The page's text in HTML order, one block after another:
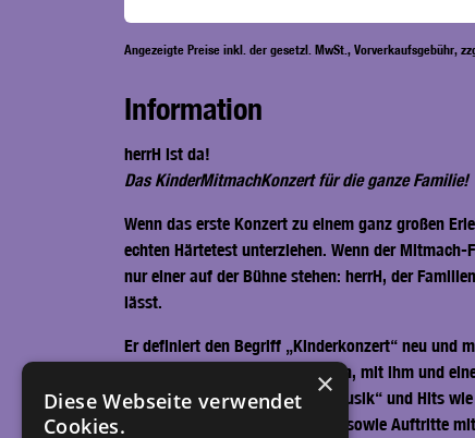
Angezeigte Preise inkl. der gesetzl. MwSt., Vorverkaufsgebühr,
Information
herrH ist da!
Das KinderMitmachKonzert für die ganze Familie!
Wenn das erste Konzert zu einem ganz großen
echten Härtetest unterziehen. Wenn der
nur einer auf der Bühne stehen: herrH, der
lässt.
Er definiert den Begriff „Kinderkonzert“ neu und
Ostsee bis zu den Alpen dazu ein, mit ihm und
Menge „Neue Deutsche Kindermusik“ und Hits
Millionen Streams seiner Songs sowie Auftritte
×
Diese Webseite verwendet
Cookies.